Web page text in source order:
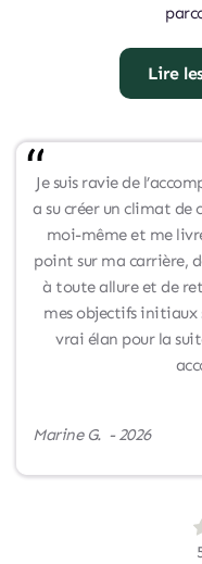
Lire
Je suis ravie de
a su créer un climat de
moi-même et me
point sur ma carrière,
à toute allure et de
mes objectifs initiaux
vrai élan pour la
Marine G.
  -
2026